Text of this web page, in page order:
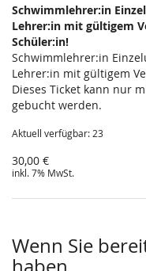
Schwimmlehrer:in
Lehrer:in mit gültigem
Schüler:in!
Schwimmlehrer:in
Lehrer:in mit gültigem
Dieses Ticket kann nur
gebucht werden.
Aktuell verfügbar: 23
30,00 €
inkl. 7% MwSt.
Wenn Sie